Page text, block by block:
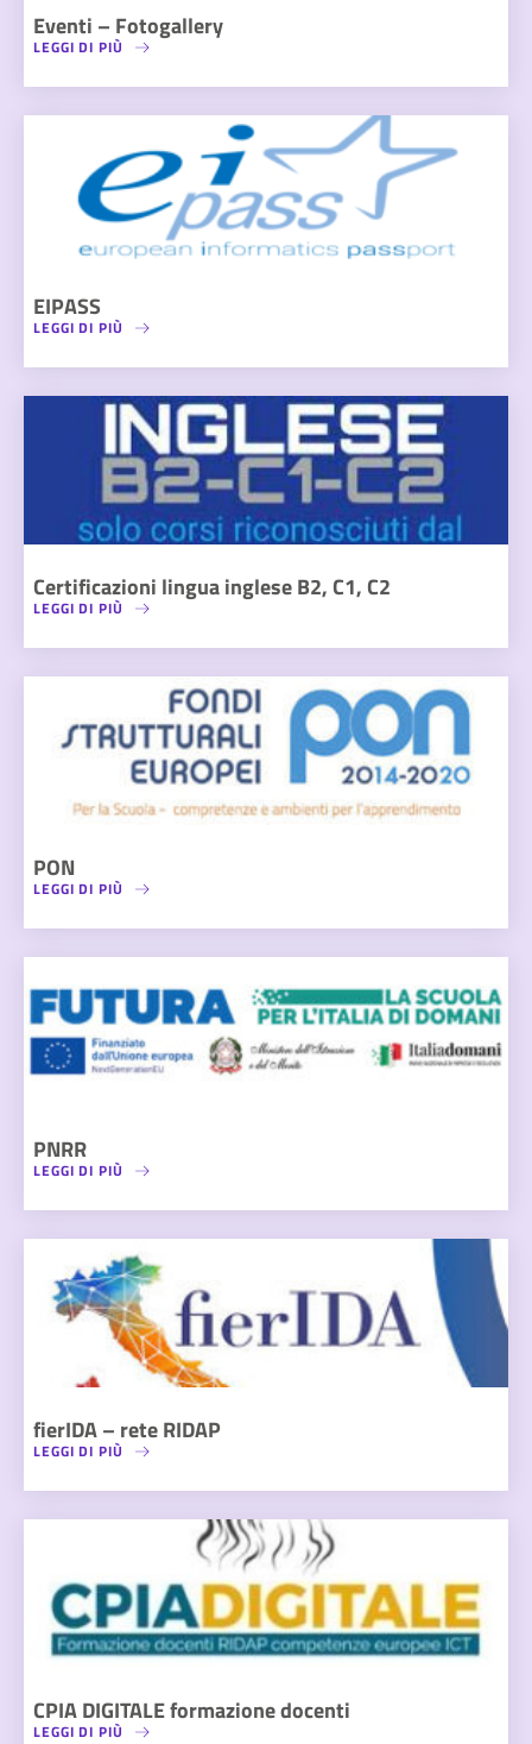
Eventi – Fotogallery
LEGGI DI PIÙ
EIPASS
LEGGI DI PIÙ
Certificazioni lingua inglese B2, C1, C2
LEGGI DI PIÙ
PON
LEGGI DI PIÙ
PNRR
LEGGI DI PIÙ
fierIDA – rete RIDAP
LEGGI DI PIÙ
CPIA DIGITALE formazione docenti
LEGGI DI PIÙ